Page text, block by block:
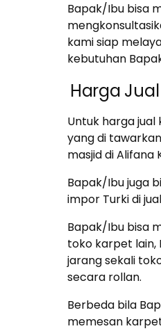
Bapak/Ibu bisa
kami siap
kebutuhan
Harga
Untuk harga
yang di
masjid di Alifana
Bapak/Ibu juga
impor Turki di
Bapak/Ibu bisa
toko karpet lain,
jarang sekali
secara rollan.
Berbeda bila
memesan